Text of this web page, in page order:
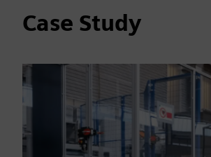
Case Study